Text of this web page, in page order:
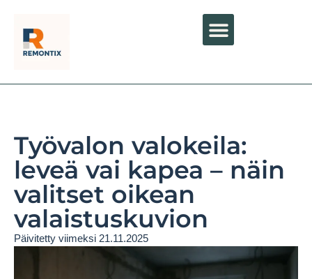
Työvalon valokeila:
leveä vai kapea – näin
valitset oikean
valaistuskuvion
Päivitetty viimeksi 21.11.2025